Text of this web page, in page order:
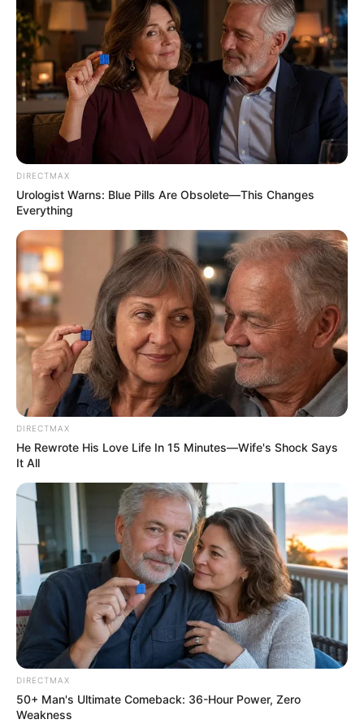
Mystery Solved: Here's Why These 9 Actors Left
Their TV Shows
BRAINBERRIES
Think You Know FIFA 2026? These Facts May
Surprise You
BRAINBERRIES
Too Hot For TV? These Scenes Slipped Through
Anyway
BRAINBERRIES
DIRECTMAX
Urologist Warns: Blue Pills Are Obsolete—This Changes
Everything
DIRECTMAX
He Rewrote His Love Life In 15 Minutes—Wife's Shock Says
It All
DIRECTMAX
50+ Man's Ultimate Comeback: 36-Hour Power, Zero
Weakness